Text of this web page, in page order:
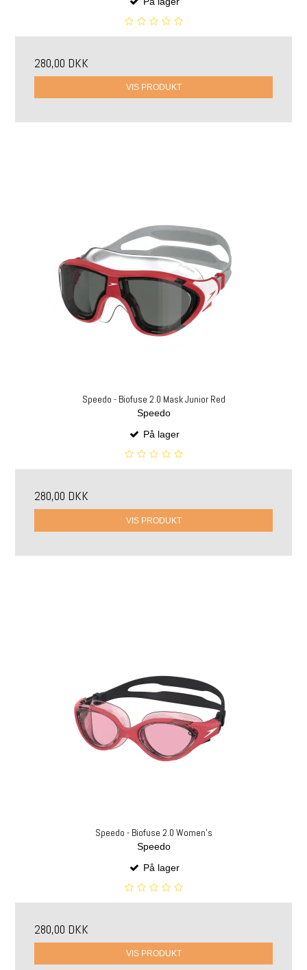
280,00 DKK
VIS PRODUKT
Speedo - Biofuse 2.0 Mask Junior Red
Speedo
På lager
280,00 DKK
VIS PRODUKT
Speedo - Biofuse 2.0 Women's
Speedo
På lager
280,00 DKK
VIS PRODUKT